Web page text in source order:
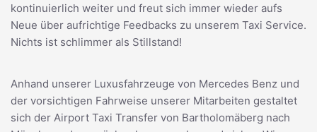
kontinuierlich weiter und freut sich immer wieder aufs
Neue über aufrichtige Feedbacks zu unserem Taxi Service.
Nichts ist schlimmer als Stillstand!
Anhand unserer Luxusfahrzeuge von Mercedes Benz und
der vorsichtigen Fahrweise unserer Mitarbeiten gestaltet
sich der Airport Taxi Transfer von Bartholomäberg nach